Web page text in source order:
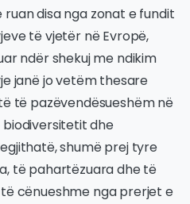
disa nga zonat e fundit
të vjetër në Evropë,
ndër shekuj me ndikim
janë jo vetëm thesare
të pazëvendësueshëm në
biodiversitetit dhe
shumë prej tyre
të pahartëzuara dhe të
cënueshme nga prerjet e